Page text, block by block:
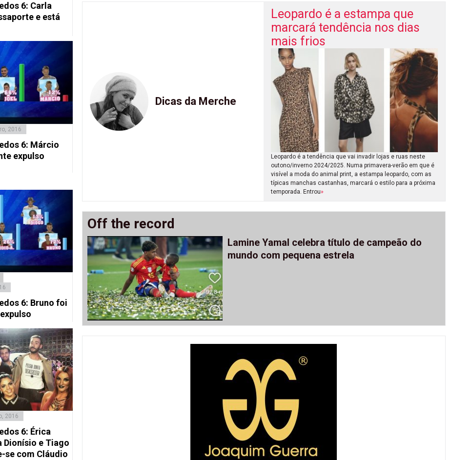
6: Carla
e está
2016
6: Márcio
expulso
6: Bruno foi
2016
6: Érica
Dionísio e Tiago
se com Cláudio
Dicas da Merche
Leopardo é a estampa que
marcará tendência nos dias
mais frios
Leopardo é a tendência que vai invadir lojas e ruas neste
outono/inverno 2024/2025. Numa primavera-verão em que é
visível a moda do animal print, a estampa leopardo, com as
típicas manchas castanhas, marcará o estilo para a próxima
temporada. Entrou»
Off the record
Lamine Yamal celebra título de campeão do
mundo com pequena estrela